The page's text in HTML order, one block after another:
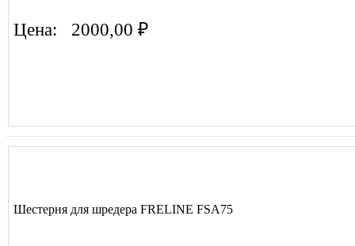
Цена: 2000,00 ₽
Шестерня для шредера FRELINE FSA75